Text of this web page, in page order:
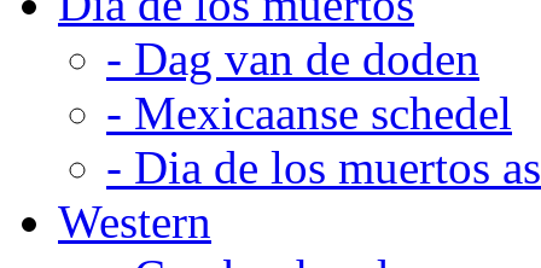
- Dag van de doden
- Mexicaanse schedel
- Dia de los muertos
Western